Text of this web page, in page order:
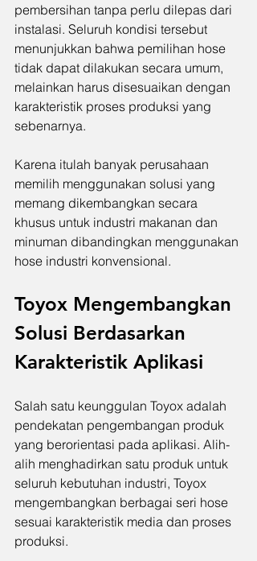
pembersihan tanpa perlu dilepas dari
instalasi. Seluruh kondisi tersebut
menunjukkan bahwa pemilihan hose
tidak dapat dilakukan secara umum,
melainkan harus disesuaikan dengan
karakteristik proses produksi yang
sebenarnya.
Karena itulah banyak perusahaan
memilih menggunakan solusi yang
memang dikembangkan secara
khusus untuk industri makanan dan
minuman dibandingkan menggunakan
hose industri konvensional.
Toyox Mengembangkan
Solusi Berdasarkan
Karakteristik Aplikasi
Salah satu keunggulan Toyox adalah
pendekatan pengembangan produk
yang berorientasi pada aplikasi. Alih-
alih menghadirkan satu produk untuk
seluruh kebutuhan industri, Toyox
mengembangkan berbagai seri hose
sesuai karakteristik media dan proses
produksi.